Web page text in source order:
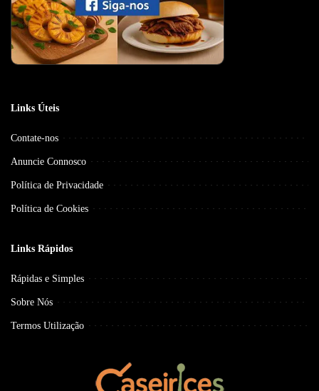
Links Úteis
Contate-nos
Anuncie Connosco
Política de Privacidade
Política de Cookies
Links Rápidos
Rápidas e Simples
Sobre Nós
Termos Utilização